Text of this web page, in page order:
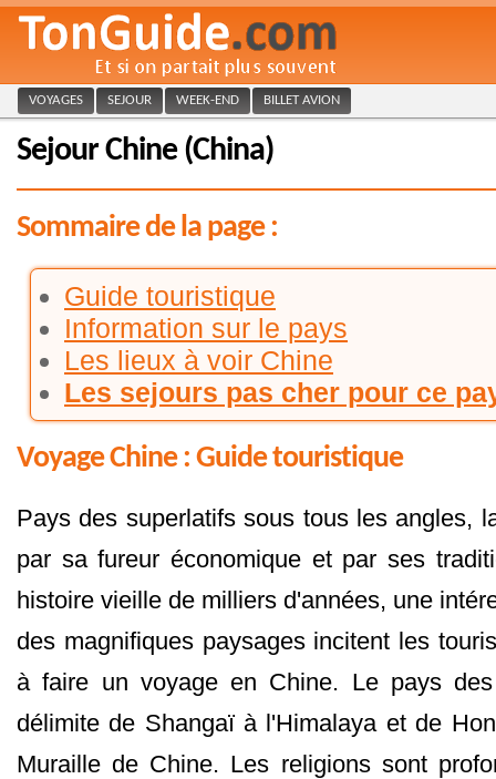
VOYAGES SEJOUR WEEK-END BILLET AVION
Sejour Chine (China)
Sommaire de la page :
Guide touristique
Information sur le pays
Les lieux à voir Chine
Les sejours pas cher pour ce
Voyage Chine : Guide touristique
Pays des superlatifs sous tous les angles,
par sa fureur économique et par ses
histoire vieille de milliers d'années, une
des magnifiques paysages incitent les
à faire un voyage en Chine. Le pays
délimite de Shangaï à l'Himalaya et de
Muraille de Chine. Les religions sont